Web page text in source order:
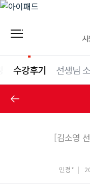
수강후기 선생님
[김소영
민정*